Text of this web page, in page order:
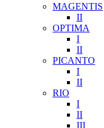
MAGENTIS
II
OPTIMA
I
II
PICANTO
I
II
RIO
I
II
III